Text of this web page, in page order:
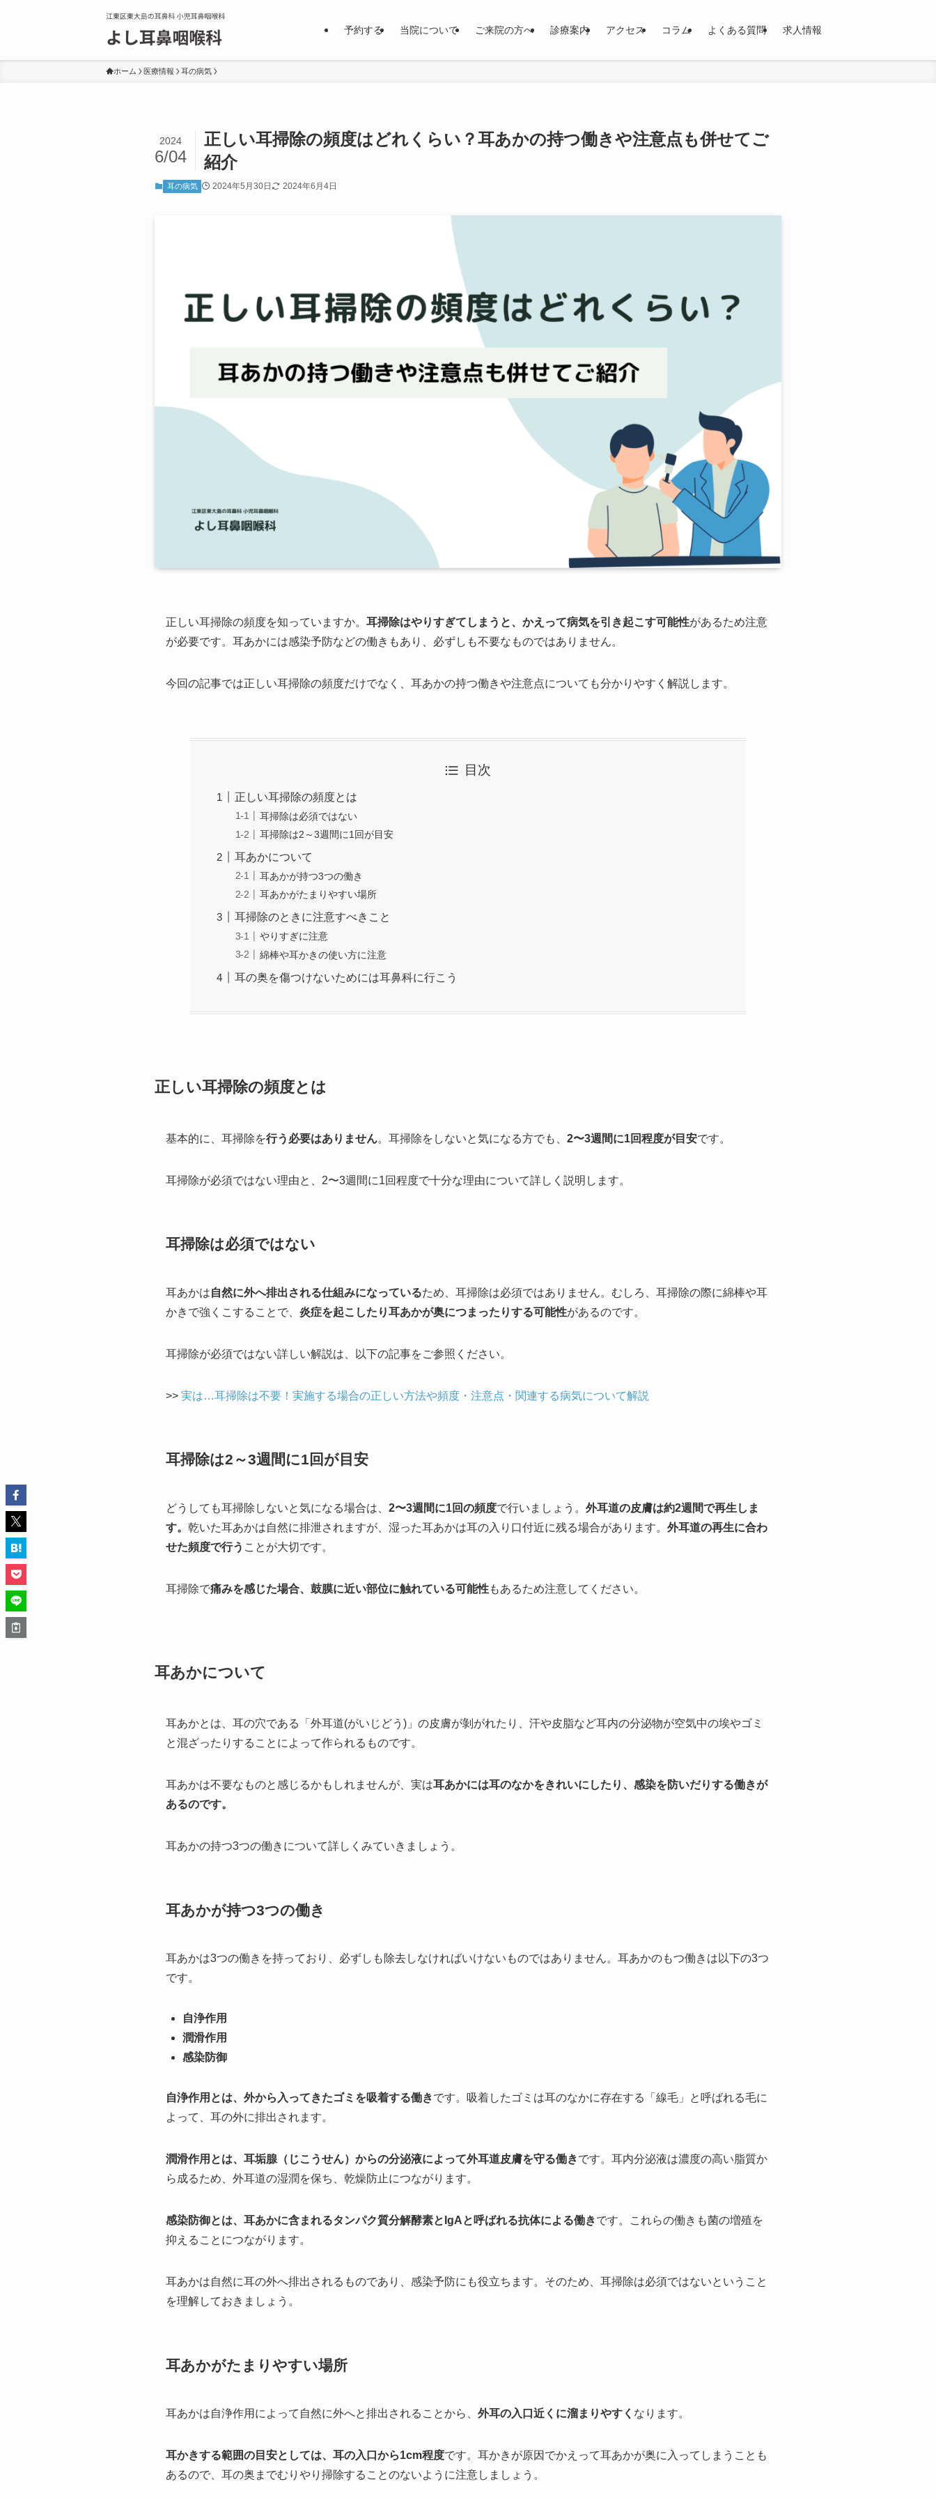
予約する 当院について ご来院の方へ 診療案内 アクセス コラム よくある質問 求人情報
ホーム 医療情報 耳の病気
正しい耳掃除の頻度はどれくらい？耳あかの持つ働きや注意点も併せてご
紹介
2024
6/04
耳の病気 2024年5月30日 2024年6月4日
正しい耳掃除の頻度を知っていますか。 耳掃除はやりすぎてしまうと、かえって病気を引き起こす可能性があるため注意
が必要です。耳あかには感染予防などの働きもあり、必ずしも不要なものではありません。
今回の記事では正しい耳掃除の頻度だけでなく、耳あかの持つ働きや注意点についても分かりやすく解説します。
目次
正しい耳掃除の頻度とは
耳掃除は必須ではない
耳掃除は2～3週間に1回が目安
耳あかについて
耳あかが持つ3つの働き
耳あかがたまりやすい場所
耳掃除のときに注意すべきこと
やりすぎに注意
綿棒や耳かきの使い方に注意
耳の奥を傷つけないためには耳鼻科に行こう
正しい耳掃除の頻度とは
基本的に、耳掃除を行う必要はありません。耳掃除をしないと気になる方でも、 2〜3週間に1回程度が目安です。
耳掃除が必須ではない理由と、2〜3週間に1回程度で十分な理由について詳しく説明します。
耳掃除は必須ではない
耳あかは自然に外へ排出される仕組みになっているため、耳掃除は必須ではありません。むしろ、耳掃除の際に綿棒や耳
かきで強くこすることで、 炎症を起こしたり耳あかが奥につまったりする可能性があるのです。
耳掃除が必須ではない詳しい解説は、以下の記事をご参照ください。
>> 実は…耳掃除は不要！実施する場合の正しい方法や頻度・注意点・関連する病気について解説
耳掃除は2～3週間に1回が目安
どうしても耳掃除しないと気になる場合は、 2〜3週間に1回の頻度で行いましょう。 外耳道の皮膚は約2週間で再生しま
す。 乾いた耳あかは自然に排泄されますが、湿った耳あかは耳の入り口付近に残る場合があります。 外耳道の再生に合わ
せた頻度で行う ことが大切です。
耳掃除で痛みを感じた場合、鼓膜に近い部位に触れている可能性もあるため注意してください。
耳あかについて
耳あかとは、耳の穴である「外耳道(がいじどう)」の皮膚が剝がれたり、汗や皮脂など耳内の分泌物が空気中の埃やゴミ
と混ざったりすることによって作られるものです。
耳あかは不要なものと感じるかもしれませんが、実は耳あかには耳のなかをきれいにしたり、感染を防いだりする働きが
あるのです。
耳あかの持つ3つの働きについて詳しくみていきましょう。
耳あかが持つ3つの働き
耳あかは3つの働きを持っており、必ずしも除去しなければいけないものではありません。耳あかのもつ働きは以下の3つ
です。
自浄作用
潤滑作用
感染防御
自浄作用とは、外から入ってきたゴミを吸着する働きです。吸着したゴミは耳のなかに存在する「線毛」と呼ばれる毛に
よって、耳の外に排出されます。
潤滑作用とは、耳垢腺（じこうせん）からの分泌液によって外耳道皮膚を守る働きです。耳内分泌液は濃度の高い脂質か
ら成るため、外耳道の湿潤を保ち、乾燥防止につながります。
感染防御とは、耳あかに含まれるタンパク質分解酵素とIgAと呼ばれる抗体による働きです。これらの働きも菌の増殖を
抑えることにつながります。
耳あかは自然に耳の外へ排出されるものであり、感染予防にも役立ちます。そのため、耳掃除は必須ではないということ
を理解しておきましょう。
耳あかがたまりやすい場所
耳あかは自浄作用によって自然に外へと排出されることから、 外耳の入口近くに溜まりやすく なります。
耳かきする範囲の目安としては、耳の入口から1cm程度です。耳かきが原因でかえって耳あかが奥に入ってしまうことも
あるので、耳の奥までむりやり掃除することのないように注意しましょう。